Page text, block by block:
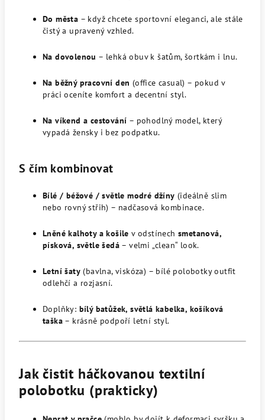
Do města – když chcete sportovní eleganci, ale stále
čistý a upravený vzhled.
Na dovolenou – lehká obuv k šatům, šortkám i lnu.
Na běžný pracovní den (office casual) – pokud v
práci oceníte komfort a decentní styl.
Na víkend a cestování – pohodlný model, který
vypadá žensky i bez podpatku.
S čím kombinovat
Bílé / béžové / světle modré džíny (ideálně slim
nebo rovný střih) – nadčasová kombinace.
Lněné kalhoty a košile v odstínechsmetanová,
písková, světle šedá – velmi „clean“ look.
Letní šaty (bavlna, viskóza) – bílé polobotky outfit
odlehčí a rozjasní.
Doplňky: bílý batůžek, světlá kabelka, košíková
taška – krásně podpoří letní styl.
Jak čistit háčkovanou textilní
polobotku (prakticky)